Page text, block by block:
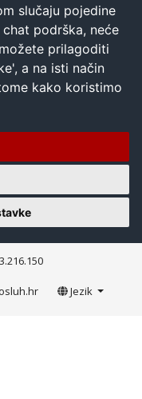
slučaju pojedine
podrška, neće
prilagoditi
a na isti način
kako koristimo
Jezik